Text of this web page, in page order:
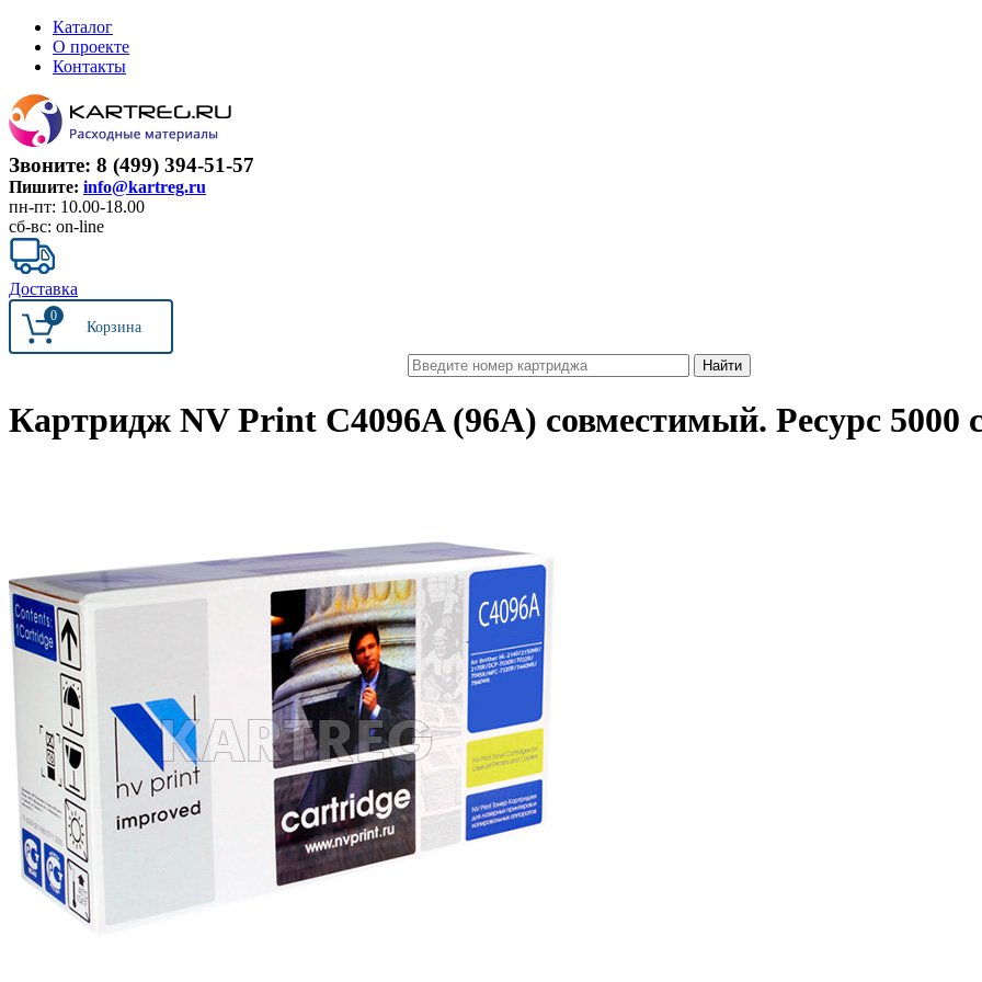
Каталог
О проекте
Контакты
Звоните: 8 (499) 394-51-57
Пишите: info@kartreg.ru
пн-пт: 10.00-18.00
сб-вс: on-line
Доставка
0
Картридж NV Print C4096A (96A) совместимый. Ресурс 5000